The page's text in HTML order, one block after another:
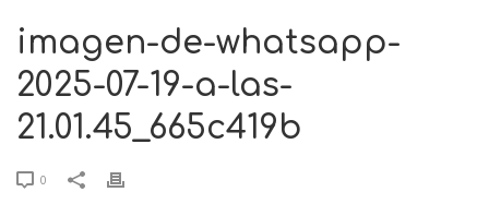
imagen-de-whatsapp-
2025-07-19-a-las-
21.01.45_665c419b
0